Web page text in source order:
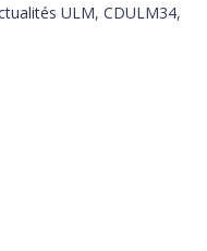
ULM, CDULM34,